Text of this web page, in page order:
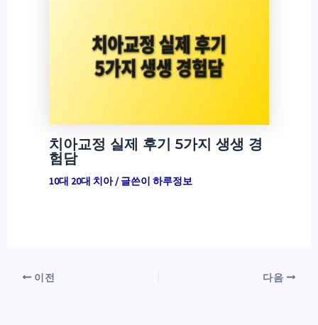
치아교정 실제 후기 5가지 생생 경
험담
10대 20대 치아/ 글쓴이 하루정보
이전 다음